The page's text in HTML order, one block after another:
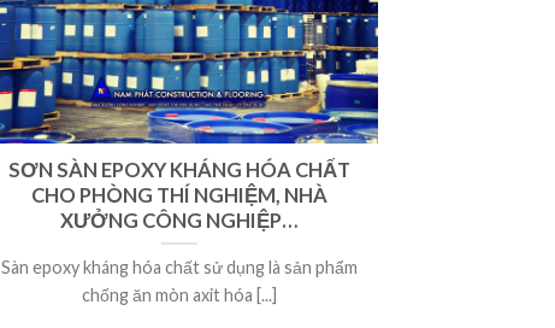
SƠN SÀN EPOXY KHÁNG HÓA CHẤT
CHO PHÒNG THÍ NGHIỆM, NHÀ
XƯỞNG CÔNG NGHIỆP…
Sàn epoxy kháng hóa chất sử dụng là sản phẩm
chống ăn mòn axit hóa [...]